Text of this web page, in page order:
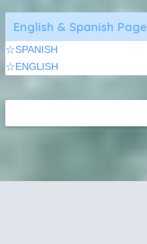
English & Spanish Page
☆SPANISH
☆ENGLISH